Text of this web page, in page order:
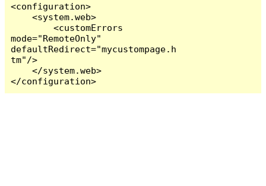
<configuration>
    <system.web>
        <customErrors
mode="RemoteOnly"
defaultRedirect="mycustompage.h
tm"/>
    </system.web>
</configuration>